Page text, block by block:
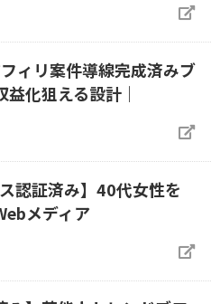
ィリ案件導線完成済みブ
化狙える設計｜
認証済み】40代女性を
メディア